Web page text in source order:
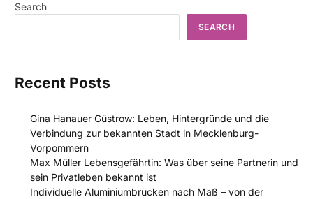
Search
SEARCH
Recent Posts
Gina Hanauer Güstrow: Leben, Hintergründe und die
Verbindung zur bekannten Stadt in Mecklenburg-
Vorpommern
Max Müller Lebensgefährtin: Was über seine Partnerin und
sein Privatleben bekannt ist
Individuelle Aluminiumbrücken nach Maß – von der